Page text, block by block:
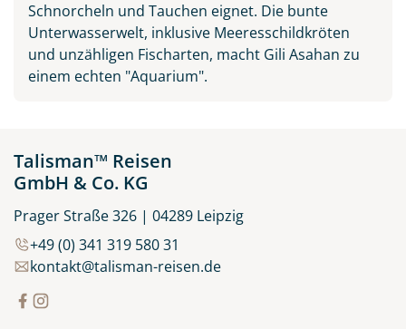
Schnorcheln und Tauchen eignet. Die bunte
Unterwasserwelt, inklusive Meeresschildkröten
und unzähligen Fischarten, macht Gili Asahan zu
einem echten "Aquarium".
Talisman™ Reisen
GmbH & Co. KG
Prager Straße 326 | 04289 Leipzig
+49 (0) 341 319 580 31
kontakt@talisman-reisen.de